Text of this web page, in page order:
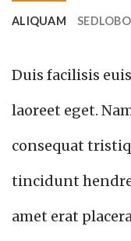
ALIQUAM
Duis facilisis
laoreet eget.
consequat
tincidunt
amet erat